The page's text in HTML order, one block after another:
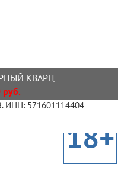
КВАРЦ
руб.
ИНН: 571601114404
18+